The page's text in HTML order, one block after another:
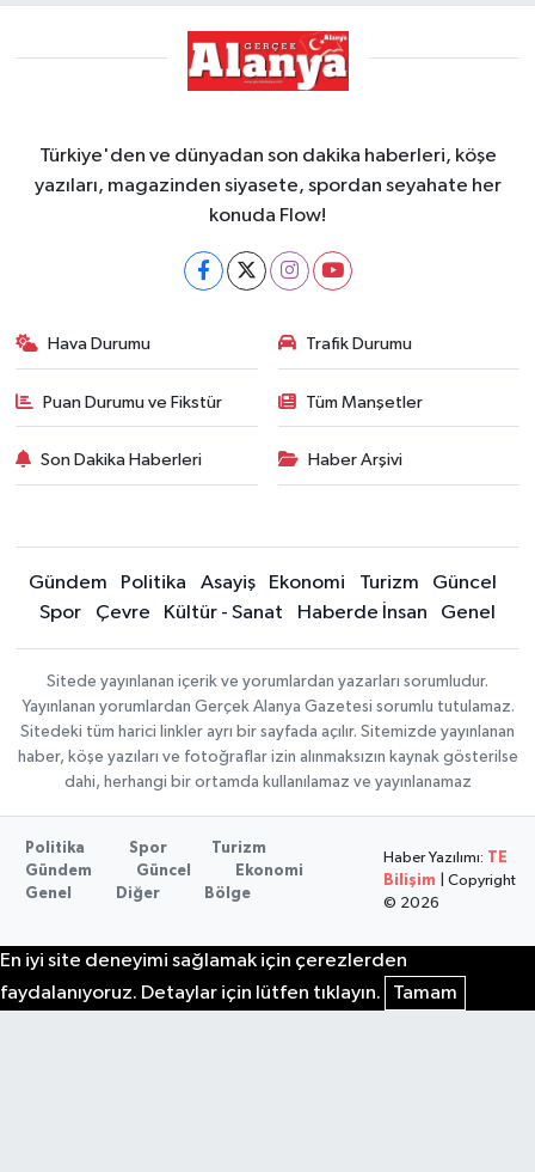
Türkiye'den ve dünyadan son dakika haberleri, köşe
yazıları, magazinden siyasete, spordan seyahate her
konuda Flow!
Hava Durumu Trafik Durumu
Puan Durumu ve Fikstür Tüm Manşetler
Son Dakika Haberleri Haber Arşivi
Gündem Politika Asayiş Ekonomi Turizm
Güncel
Spor
Çevre Kültür - Sanat Haberde İnsan Genel
Sitede yayınlanan içerik ve yorumlardan yazarları sorumludur.
Yayınlanan yorumlardan Gerçek Alanya Gazetesi sorumlu tutulamaz.
Sitedeki tüm harici linkler ayrı bir sayfada açılır. Sitemizde yayınlanan
haber, köşe yazıları ve fotoğraflar izin alınmaksızın kaynak gösterilse
dahi, herhangi bir ortamda kullanılamaz ve yayınlanamaz
Politika Spor
Turizm
Gündem
Güncel
Ekonomi
Genel
Diğer Bölge
Haber Yazılımı:
TE
Bilişim | Copyright
© 2026
En iyi site deneyimi sağlamak için çerezlerden
faydalanıyoruz. Detaylar için lütfen tıklayın.
Tamam